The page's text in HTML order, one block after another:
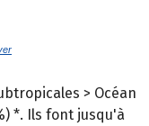
> Océan
*. Ils font jusqu'à